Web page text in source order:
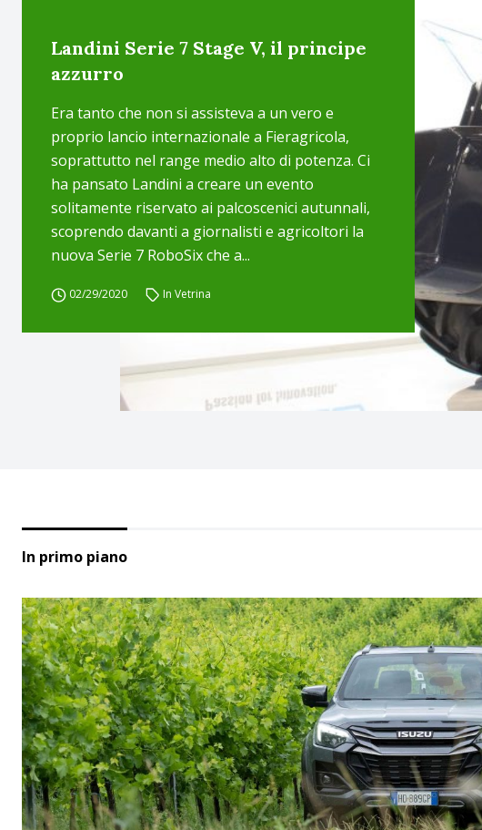
Landini Serie 7 Stage V, il principe
azzurro
Era tanto che non si assisteva a un vero e
proprio lancio internazionale a Fieragricola,
soprattutto nel range medio alto di potenza. Ci
ha pansato Landini a creare un evento
solitamente riservato ai palcoscenici autunnali,
scoprendo davanti a giornalisti e agricoltori la
nuova Serie 7 RoboSix che a...
02/29/2020 In Vetrina
In primo piano